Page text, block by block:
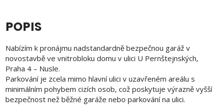
POPIS
Nabízím k pronájmu nadstandardně bezpečnou garáž v
novostavbě ve vnitrobloku domu v ulici U Pernštejnských,
Praha 4 – Nusle.
Parkování je zcela mimo hlavní ulici v uzavřeném areálu s
minimálním pohybem cizích osob, což poskytuje výrazně vyšší
bezpečnost než běžné garáže nebo parkování na ulici.